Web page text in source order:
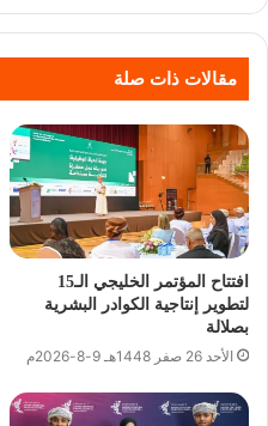
مقالات ذات صلة
افتتاح المؤتمر الخليجي الـ15
لتطوير إنتاجية الكوادر البشرية
بصلالة
الأحد 26 صفر 1448هـ 9-8-2026م